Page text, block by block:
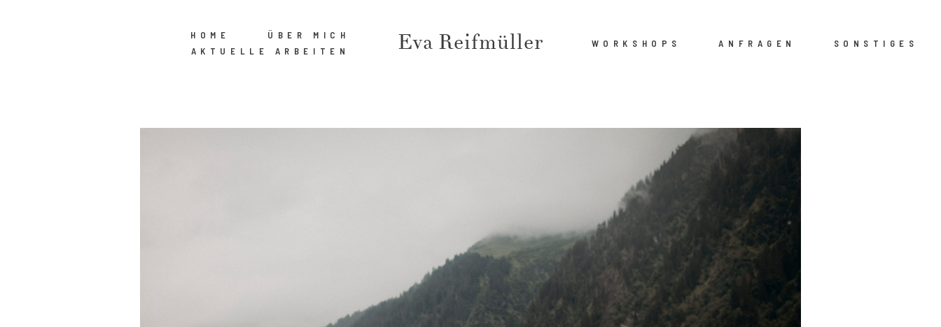
HOME
ÜBER MICH
AKTUELLE ARBEITEN
Eva Reifmüller WORKSHOPS ANFRAGEN SONSTIGES